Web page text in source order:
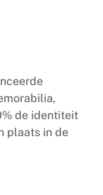
de identiteit
plaats in de